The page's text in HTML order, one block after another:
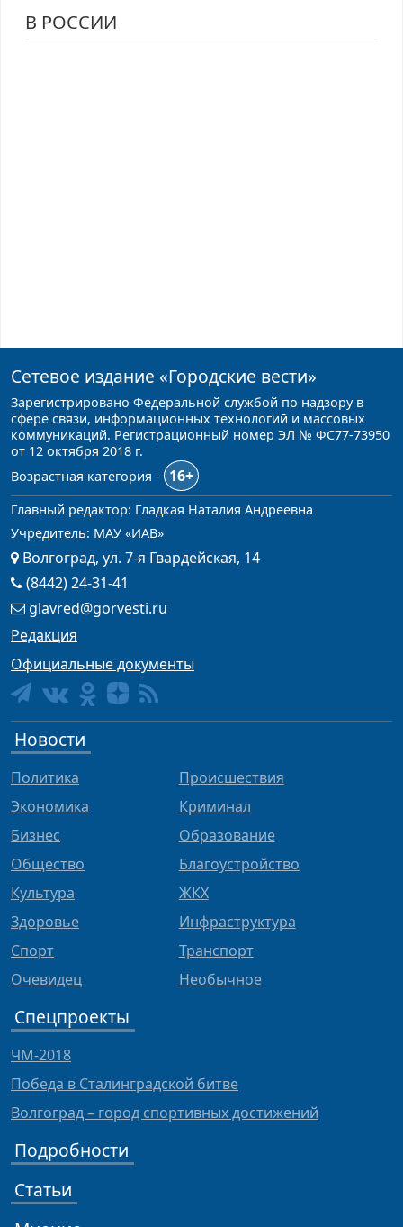
В РОССИИ
Сетевое издание «Городские вести»
Зарегистрировано Федеральной службой по надзору в
сфере связи, информационных технологий и массовых
коммуникаций. Регистрационный номер ЭЛ № ФС77-73950
от 12 октября 2018 г.
Возрастная категория -
16+
Главный редактор: Гладкая Наталия Андреевна
Учредитель: МАУ «ИАВ»
Волгоград, ул. 7-я Гвардейская, 14
(8442) 24-31-41
glavred@gorvesti.ru
Редакция
Официальные документы
Новости
Политика
Экономика
Бизнес
Общество
Культура
Здоровье
Спорт
Очевидец
Происшествия
Криминал
Образование
Благоустройство
ЖКХ
Инфраструктура
Транспорт
Необычное
Спецпроекты
ЧМ-2018
Победа в Сталинградской битве
Волгоград – город спортивных достижений
Подробности
Статьи